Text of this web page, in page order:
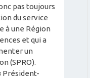
pas toujours
du service
à une Région
et qui a
un
(SPRO).
Président-